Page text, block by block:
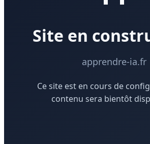
Site en
apprendre-ia.fr
Ce site est en cours de
contenu sera bientôt